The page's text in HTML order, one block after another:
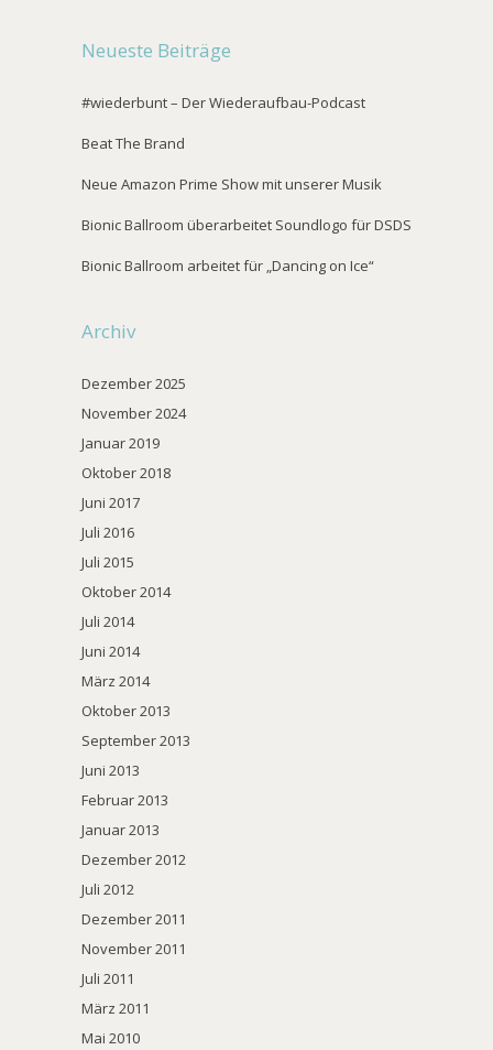
Neueste Beiträge
#wiederbunt – Der Wiederaufbau-Podcast
Beat The Brand
Neue Amazon Prime Show mit unserer Musik
Bionic Ballroom überarbeitet Soundlogo für DSDS
Bionic Ballroom arbeitet für „Dancing on Ice“
Archiv
Dezember 2025
November 2024
Januar 2019
Oktober 2018
Juni 2017
Juli 2016
Juli 2015
Oktober 2014
Juli 2014
Juni 2014
März 2014
Oktober 2013
September 2013
Juni 2013
Februar 2013
Januar 2013
Dezember 2012
Juli 2012
Dezember 2011
November 2011
Juli 2011
März 2011
Mai 2010